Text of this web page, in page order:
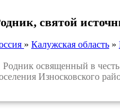
святой
» Калужская область »
освященный в
Износковского